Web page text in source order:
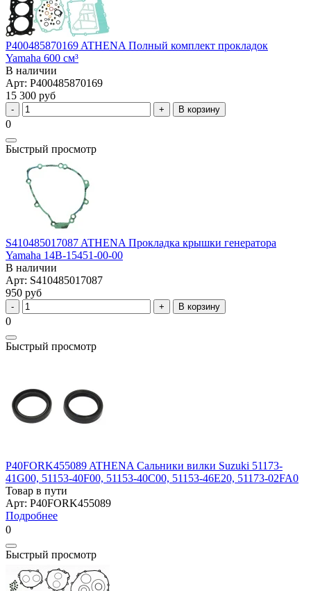
P400485870169 ATHENA Полный комплект прокладок
Yamaha 600 см³
В наличии
Арт: P400485870169
15 300 руб
В корзину
0
Быстрый просмотр
S410485017087 ATHENA Прокладка крышки генератора
Yamaha 14B-15451-00-00
В наличии
Арт: S410485017087
950 руб
В корзину
0
Быстрый просмотр
P40FORK455089 ATHENA Сальники вилки Suzuki 51173-
41G00, 51153-40F00, 51153-40C00, 51153-46E20, 51173-02FA0
Товар в пути
Арт: P40FORK455089
Подробнее
0
Быстрый просмотр